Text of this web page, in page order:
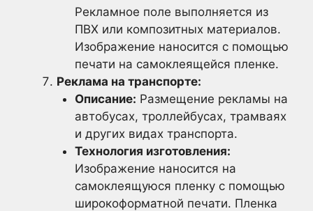
Рекламное поле выполняется из
ПВХ или композитных материалов.
Изображение наносится с помощью
печати на самоклеящейся пленке.
Реклама на транспорте:
Описание: Размещение рекламы на
автобусах, троллейбусах, трамваях
и других видах транспорта.
Технология изготовления:
Изображение наносится на
самоклеящуюся пленку с помощью
широкоформатной печати. Пленка